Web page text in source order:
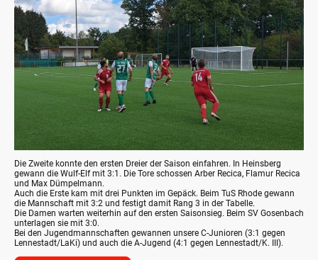
Die Zweite konnte den ersten Dreier der Saison einfahren. In Heinsberg
gewann die Wulf-Elf mit 3:1. Die Tore schossen Arber Recica, Flamur Recica
und Max Dümpelmann.
Auch die Erste kam mit drei Punkten im Gepäck. Beim TuS Rhode gewann
die Mannschaft mit 3:2 und festigt damit Rang 3 in der Tabelle.
Die Damen warten weiterhin auf den ersten Saisonsieg. Beim SV Gosenbach
unterlagen sie mit 3:0.
Bei den Jugendmannschaften gewannen unsere C-Junioren (3:1 gegen
Lennestadt/LaKi) und auch die A-Jugend (4:1 gegen Lennestadt/K. III).